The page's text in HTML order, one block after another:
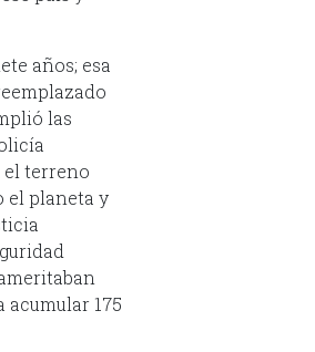
años; esa
las
el terreno
el planeta y
acumular 175